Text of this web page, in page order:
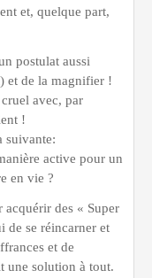
et, quelque part,
postulat aussi
et de la magnifier !
avec, par
!
suivante:
active pour un
en vie ?
des « Super
de se réincarner et
et de
une solution à tout.